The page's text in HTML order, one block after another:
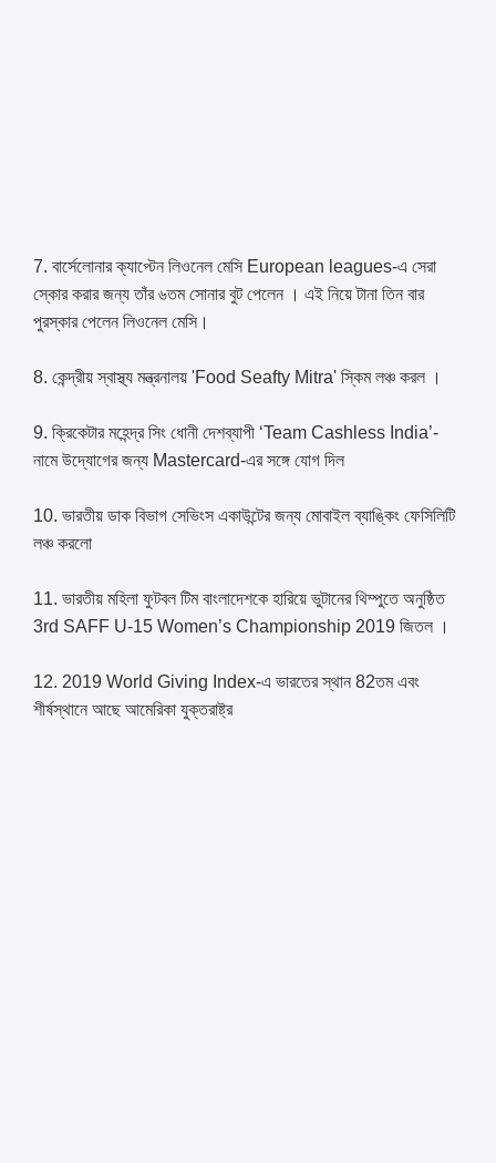
7. বার্সেলোনার ক্যাপ্টেন লিওনেল মেসি European leagues-এ সেরা
স্কোর করার জন্য তাঁর ৬তম সোনার বুট পেলেন । এই নিয়ে টানা তিন বার
পুরস্কার পেলেন লিওনেল মেসি।
8. কেন্দ্রীয় স্বাস্থ্য মন্ত্রনালয় 'Food Seafty Mitra' স্কিম লঞ্চ করল ।
9. ক্রিকেটার মহেন্দ্র সিং ধোনী দেশব্যাপী ‘Team Cashless India’-
নামে উদ্যোগের জন্য Mastercard-এর সঙ্গে যোগ দিল
10. ভারতীয় ডাক বিভাগ সেভিংস একাউন্টের জন্য মোবাইল ব্যাঙ্কিং ফেসিলিটি
লঞ্চ করলো
11. ভারতীয় মহিলা ফুটবল টিম বাংলাদেশকে হারিয়ে ভুটানের থিম্পুতে অনুষ্ঠিত
3rd SAFF U-15 Women’s Championship 2019 জিতল ।
12. 2019 World Giving Index-এ ভারতের স্থান 82তম এবং
শীর্ষস্থানে আছে আমেরিকা যুক্তরাষ্ট্র